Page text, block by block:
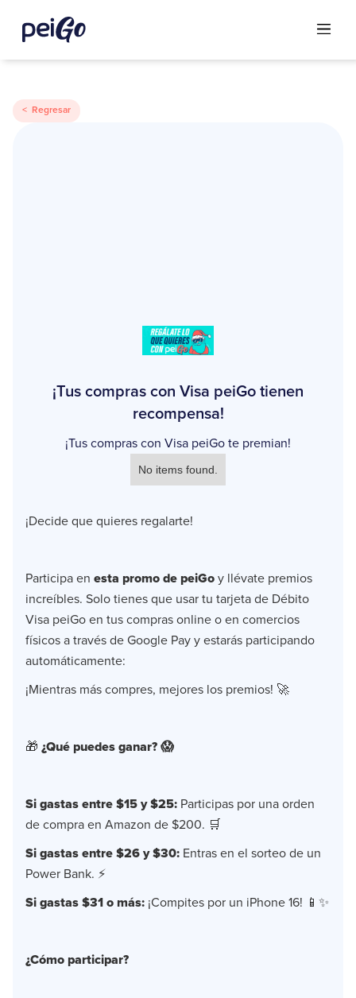
< Regresar
¡Tus compras con Visa peiGo tienen
recompensa!
¡Tus compras con Visa peiGo te premian!
No items found.
¡Decide que quieres regalarte!
Participa en esta promo de peiGo y llévate premios
increíbles. Solo tienes que usar tu tarjeta de Débito
Visa peiGo en tus compras online o en comercios
físicos a través de Google Pay y estarás participando
automáticamente:
¡Mientras más compres, mejores los premios! 🚀
🎁 ¿Qué puedes ganar? 😱
Si gastas entre $15 y $25: Participas por una orden
de compra en Amazon de $200. 🛒
Si gastas entre $26 y $30: Entras en el sorteo de un
Power Bank. ⚡
Si gastas $31 o más: ¡Compites por un iPhone 16! 📱✨
¿Cómo participar?